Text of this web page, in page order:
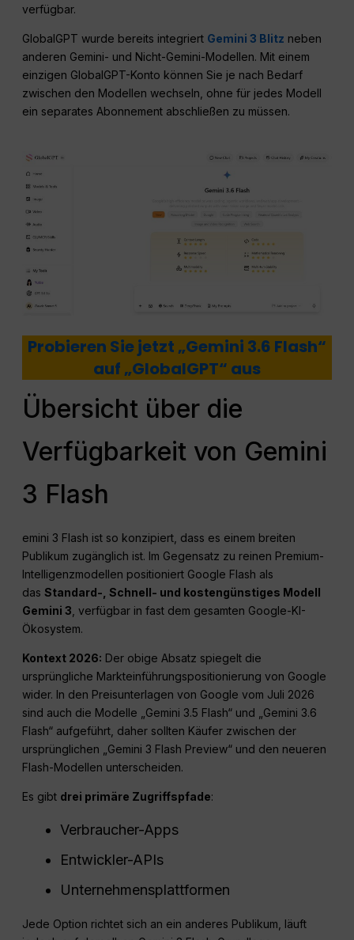
verfügbar.
GlobalGPT wurde bereits integriert Gemini 3 Blitz neben
anderen Gemini- und Nicht-Gemini-Modellen. Mit einem
einzigen GlobalGPT-Konto können Sie je nach Bedarf
zwischen den Modellen wechseln, ohne für jedes Modell
ein separates Abonnement abschließen zu müssen.
Probieren Sie jetzt „Gemini 3.6 Flash“
auf „GlobalGPT“ aus
Übersicht über die
Verfügbarkeit von Gemini
3 Flash
emini 3 Flash ist so konzipiert, dass es einem breiten
Publikum zugänglich ist. Im Gegensatz zu reinen Premium-
Intelligenzmodellen positioniert Google Flash als
dasStandard-, Schnell- und kostengünstiges Modell
Gemini 3 , verfügbar in fast dem gesamten Google-KI-
Ökosystem.
Kontext 2026: Der obige Absatz spiegelt die
ursprüngliche Markteinführungspositionierung von Google
wider. In den Preisunterlagen von Google vom Juli 2026
sind auch die Modelle „Gemini 3.5 Flash“ und „Gemini 3.6
Flash“ aufgeführt, daher sollten Käufer zwischen der
ursprünglichen „Gemini 3 Flash Preview“ und den neueren
Flash-Modellen unterscheiden.
Es gibt drei primäre Zugriffspfade:
Verbraucher-Apps
Entwickler-APIs
Unternehmensplattformen
Jede Option richtet sich an ein anderes Publikum, läuft